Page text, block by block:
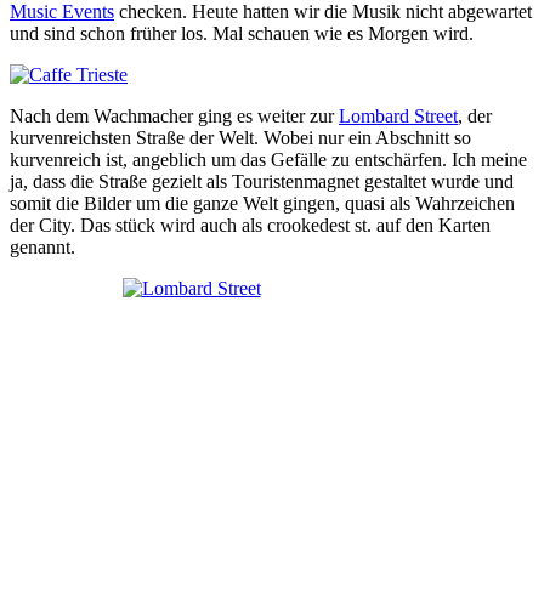
Music Events checken. Heute hatten wir die Musik nicht abgewartet
und sind schon früher los. Mal schauen wie es Morgen wird.
Nach dem Wachmacher ging es weiter zurLombard Street, der
kurvenreichsten Straße der Welt. Wobei nur ein Abschnitt so
kurvenreich ist, angeblich um das Gefälle zu entschärfen. Ich meine
ja, dass die Straße gezielt als Touristenmagnet gestaltet wurde und
somit die Bilder um die ganze Welt gingen, quasi als Wahrzeichen
der City. Das stück wird auch als crookedest st. auf den Karten
genannt.